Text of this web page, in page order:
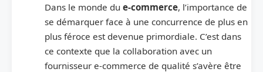
Dans le monde du e-commerce, l’importance de
se démarquer face à une concurrence de plus en
plus féroce est devenue primordiale. C’est dans
ce contexte que la collaboration avec un
fournisseur e-commerce de qualité s’avère être